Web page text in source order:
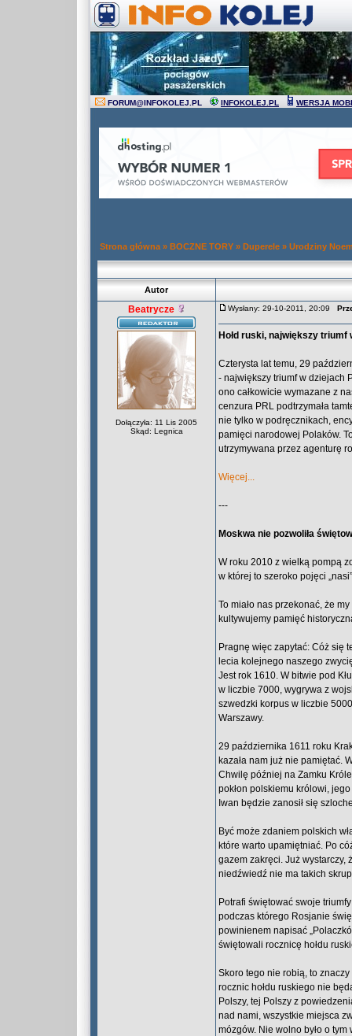
FORUM@INFOKOLEJ.PL INFOKOLEJ.PL WERSJA
Strona główna » BOCZNE TORY » Duperele » Urodziny
Autor
Beatrycze
Dołączyła: 11 Lis 2005
Skąd: Legnica
Wysłany: 29-10-2011, 20:09
Hołd ruski, największy triumf
Czterysta lat temu, 29
- największy triumf w dziejach
ono całkowicie wymazane z
cenzura PRL podtrzymała
nie tylko w podręcznikach,
pamięci narodowej Polaków.
utrzymywana przez agenturę
Więcej...
---
Moskwa nie pozwoliła
W roku 2010 z wielką pompą
w której to szeroko pojęci
To miało nas przekonać, że
kultywujemy pamięć
Pragnę więc zapytać: Cóż się
lecia kolejnego naszego
Jest rok 1610. W bitwie pod
w liczbie 7000, wygrywa z
szwedzki korpus w liczbie
Warszawy.
29 października 1611 roku
kazała nam już nie pamiętać.
Chwilę później na Zamku
pokłon polskiemu królowi,
Iwan będzie zanosił się
Być może zdaniem polskich
które warto upamiętniać. Po
gazem zakręci. Już wystarczy,
niedźwiedź nie ma takich
Potrafi świętować swoje
podczas którego Rosjanie
powinienem napisać
świętowali rocznicę hołdu
Skoro tego nie robią, to
rocznic hołdu ruskiego nie
Polszy, tej Polszy z
nad nami, wszystkie miejsca
mózgów. Nie wolno było o